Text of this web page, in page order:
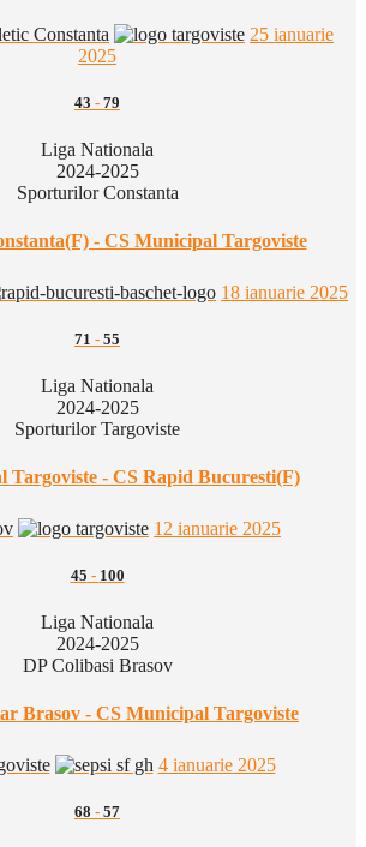
25 ianuarie
2025
43 - 79
Liga Nationala
2024-2025
Sporturilor Constanta
- CS Municipal Targoviste
18 ianuarie 2025
71 - 55
Liga Nationala
2024-2025
Sporturilor Targoviste
Targoviste - CS Rapid Bucuresti(F)
12 ianuarie 2025
45 - 100
Liga Nationala
2024-2025
DP Colibasi Brasov
Brasov - CS Municipal Targoviste
4 ianuarie 2025
68 - 57